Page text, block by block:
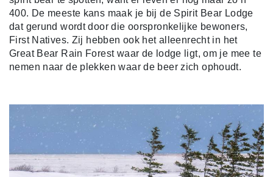
400. De meeste kans maak je bij de Spirit Bear Lodge
dat gerund wordt door die oorspronkelijke bewoners,
First Natives. Zij hebben ook het alleenrecht in het
Great Bear Rain Forest waar de lodge ligt, om je mee te
nemen naar de plekken waar de beer zich ophoudt.